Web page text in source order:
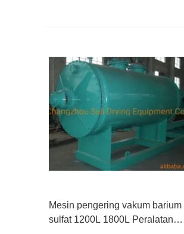
Mesin pengering vakum barium
sulfat 1200L 1800L Peralatan